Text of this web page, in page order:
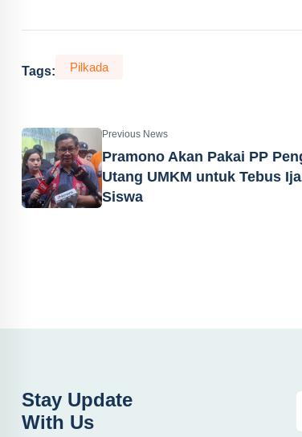
Tags: Pilkada
Previous News
Pramono Akan Pakai PP
Utang UMKM untuk Tebus
Siswa
Stay Update
With Us